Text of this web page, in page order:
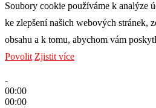
Soubory cookie používáme k analýze
ke zlepšení našich webových stránek,
obsahu a k tomu, abychom vám
Povolit Zjistit více
-
00:00
00:00